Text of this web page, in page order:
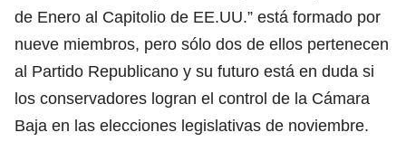
de Enero al Capitolio de EE.UU.” está formado por
nueve miembros, pero sólo dos de ellos pertenecen
al Partido Republicano y su futuro está en duda si
los conservadores logran el control de la Cámara
Baja en las elecciones legislativas de noviembre.